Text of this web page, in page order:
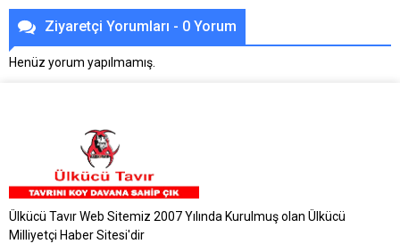
Ziyaretçi Yorumları - 0 Yorum
Henüz yorum yapılmamış.
Ülkücü Tavır Web Sitemiz 2007 Yılında Kurulmuş olan Ülkücü
Milliyetçi Haber Sitesi'dir